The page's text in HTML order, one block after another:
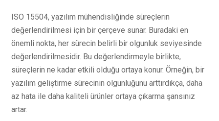
ISO 15504, yazılım mühendisliğinde süreçlerin
değerlendirilmesi için bir çerçeve sunar. Buradaki en
önemli nokta, her sürecin belirli bir olgunluk seviyesinde
değerlendirilmesidir. Bu değerlendirmeyle birlikte,
süreçlerin ne kadar etkili olduğu ortaya konur. Örneğin, bir
yazılım geliştirme sürecinin olgunluğunu arttırdıkça, daha
az hata ile daha kaliteli ürünler ortaya çıkarma şansınız
artar.